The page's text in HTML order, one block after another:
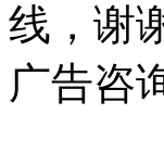
线，谢
广告咨